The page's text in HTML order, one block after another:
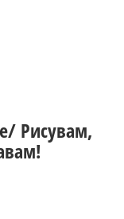
Рисувам,